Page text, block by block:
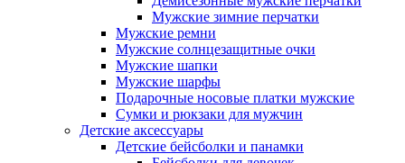
Мужские зимние перчатки
Мужские ремни
Мужские солнцезащитные очки
Мужские шапки
Мужские шарфы
Подарочные носовые платки мужские
Сумки и рюкзаки для мужчин
Детские аксессуары
Детские бейсболки и панамки